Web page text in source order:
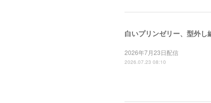
白いプリンゼリー、型外し
2026年7月23日配信
2026.07.23 08:10